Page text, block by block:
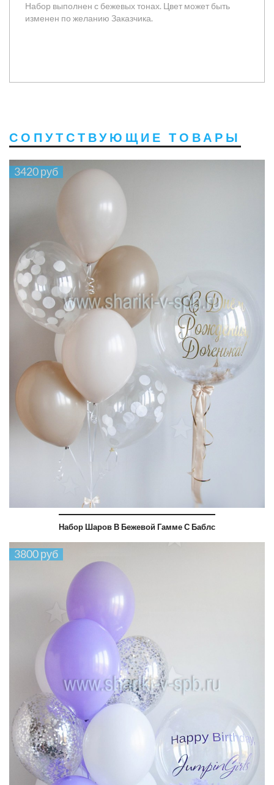
Набор выполнен с бежевых тонах. Цвет может быть
изменен по желанию Заказчика.
СОПУТСТВУЮЩИЕ ТОВАРЫ
3420 руб
Набор Шаров В Бежевой Гамме С Баблс
3800 руб